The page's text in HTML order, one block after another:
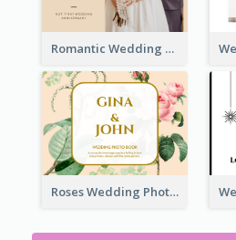
Romantic Wedding Anniversary Photo Book
Roses Wedding Photo Book